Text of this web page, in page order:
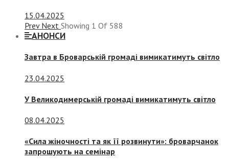
15.04.2025
Prev Next Showing 1 Of 588
АНОНСИ
Завтра в Броварській громаді вимикатимуть світло
23.04.2025
У Великодимерській громаді вимикатимуть світло
08.04.2025
«Сила жіночності та як її розвинути»: броварчанок
запрошують на семінар